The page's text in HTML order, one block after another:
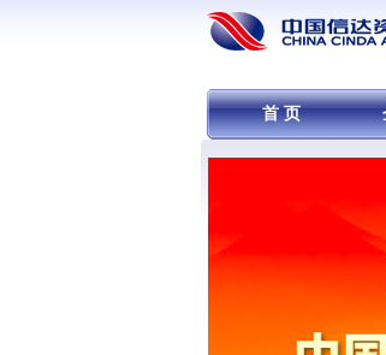
首 页